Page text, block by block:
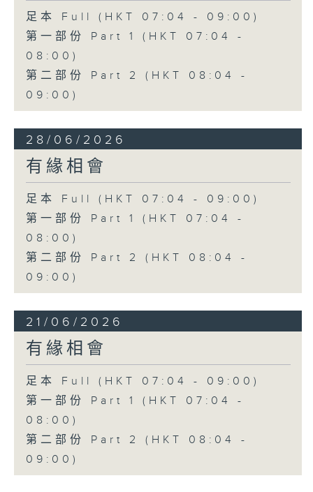
足本 Full (HKT 07:04 - 09:00)
第一部份 Part 1 (HKT 07:04 -
08:00)
第二部份 Part 2 (HKT 08:04 -
09:00)
28/06/2026
有緣相會
足本 Full (HKT 07:04 - 09:00)
第一部份 Part 1 (HKT 07:04 -
08:00)
第二部份 Part 2 (HKT 08:04 -
09:00)
21/06/2026
有緣相會
足本 Full (HKT 07:04 - 09:00)
第一部份 Part 1 (HKT 07:04 -
08:00)
第二部份 Part 2 (HKT 08:04 -
09:00)